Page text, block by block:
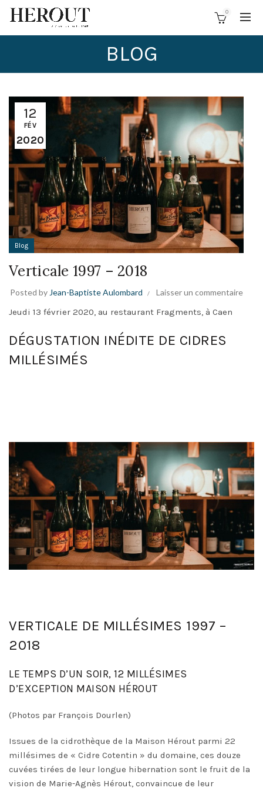
0
BLOG
12
FÉV
2020
Blog
Verticale 1997 – 2018
Posted by Jean-Baptiste Aulombard Laisser un commentaire
Jeudi 13 février 2020, au restaurant Fragments, à Caen
DÉGUSTATION INÉDITE DE CIDRES
MILLÉSIMÉS
VERTICALE DE MILLÉSIMES 1997 –
2018
LE TEMPS D’UN SOIR, 12 MILLÉSIMES
D’EXCEPTION MAISON HÉROUT
(Photos par François Dourlen)
Issues de la cidrothèque de la Maison Hérout parmi 22
millésimes de « Cidre Cotentin » du domaine, ces douze
cuvées tirées de leur longue hibernation sont le fruit de la
vision de Marie-Agnès Hérout, convaincue de leur